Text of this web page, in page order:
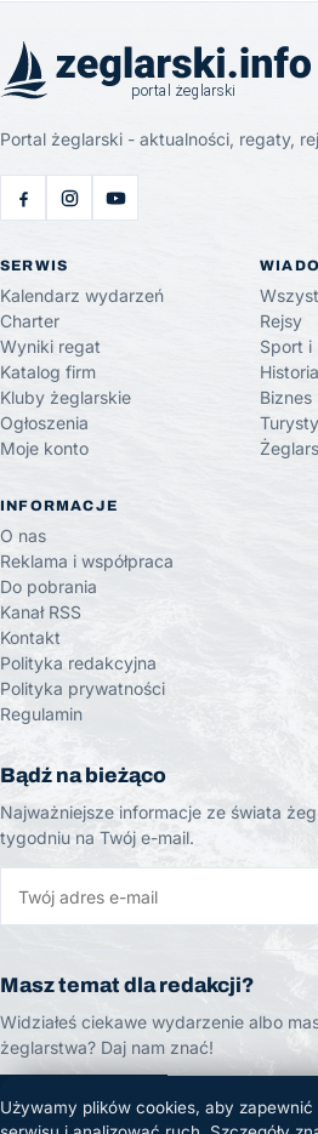
Portal żeglarski - aktualności, regaty,
SERWIS
Kalendarz wydarzeń
Charter
Wyniki regat
Katalog firm
Kluby żeglarskie
Ogłoszenia
Moje konto
Rejsy
Sport i
Historia
Biznes
INFORMACJE
O nas
Reklama i współpraca
Do pobrania
Kanał RSS
Kontakt
Polityka redakcyjna
Polityka prywatności
Regulamin
Bądź na bieżąco
Najważniejsze informacje ze świata
tygodniu na Twój e-mail.
Masz temat dla redakcji?
Widziałeś ciekawe wydarzenie albo
żeglarstwa? Daj nam znać!
ZGŁOŚ TEMAT
Używamy plików cookies, aby zapewnić